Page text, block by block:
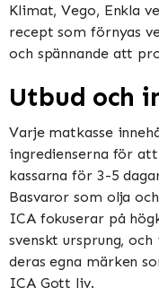
Klimat, Vego, Enkla
recept som förnyas
och spännande att
Utbud och
Varje matkasse
ingredienserna för
kassarna för 3-5
Basvaror som olja
ICA fokuserar på
svenskt ursprung,
deras egna märken
ICA Gott liv​​.